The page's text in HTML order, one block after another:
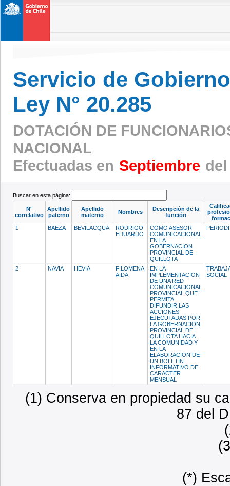
Servicio de
Ley N° 20.285
DOTACIÓN DE
NACIONAL
Efectuadas en Septiembre del
Buscar en esta página:
N°
correlativo
Apellido
paterno
Apellido
materno
Nombres
Descripción de la
función
1
BAEZA BEVILACQUA
RODRIGO
EDUARDO
COMO ASESOR
COMUNICACIONAL
EN LA
GOBERNACION
PROVINCIAL DE
QUILLOTA
2 NAVIA HEVIA
FILOMENA
AIDA
EN LA
IMPLEMENTACION
DE UNA RED
COMUNICACIONAL
PROVINCIAL QUE
PERMITA
DIFUNDIR LAS
ACCIONES
EJECUTADAS POR
LA GOBERNACION
PROVINCIAL DE
QUILLOTA HACIA
LA COMUNIDAD Y
EN LA
ELABORACION DE
UN BOLETIN
INFORMATIVO DE
CARACTER
MENSUAL
SOCIAL
(1) Conserva en propiedad su
87 del
(*)